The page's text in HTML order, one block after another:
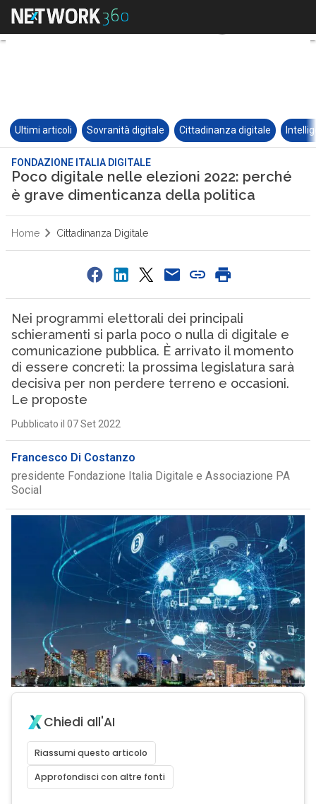
Ultimi articoli Sovranità digitale Cittadinanza digitale
FONDAZIONE ITALIA DIGITALE
Poco digitale nelle elezioni 2022: perché
è grave dimenticanza della politica
Home Cittadinanza Digitale
Nei programmi elettorali dei principali
schieramenti si parla poco o nulla di digitale e
comunicazione pubblica. È arrivato il momento
di essere concreti: la prossima legislatura sarà
decisiva per non perdere terreno e occasioni.
Le proposte
Pubblicato il 07 Set 2022
Francesco Di Costanzo
presidente Fondazione Italia Digitale e Associazione PA
Social
Chiedi all'AI
Riassumi questo articolo
Approfondisci con altre fonti